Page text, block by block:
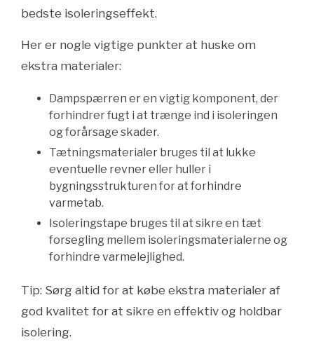
bedste isoleringseffekt.
Her er nogle vigtige punkter at huske om
ekstra materialer:
Dampspærren er en vigtig komponent, der
forhindrer fugt i at trænge ind i isoleringen
og forårsage skader.
Tætningsmaterialer bruges til at lukke
eventuelle revner eller huller i
bygningsstrukturen for at forhindre
varmetab.
Isoleringstape bruges til at sikre en tæt
forsegling mellem isoleringsmaterialerne og
forhindre varmelejlighed.
Tip: Sørg altid for at købe ekstra materialer af
god kvalitet for at sikre en effektiv og holdbar
isolering.